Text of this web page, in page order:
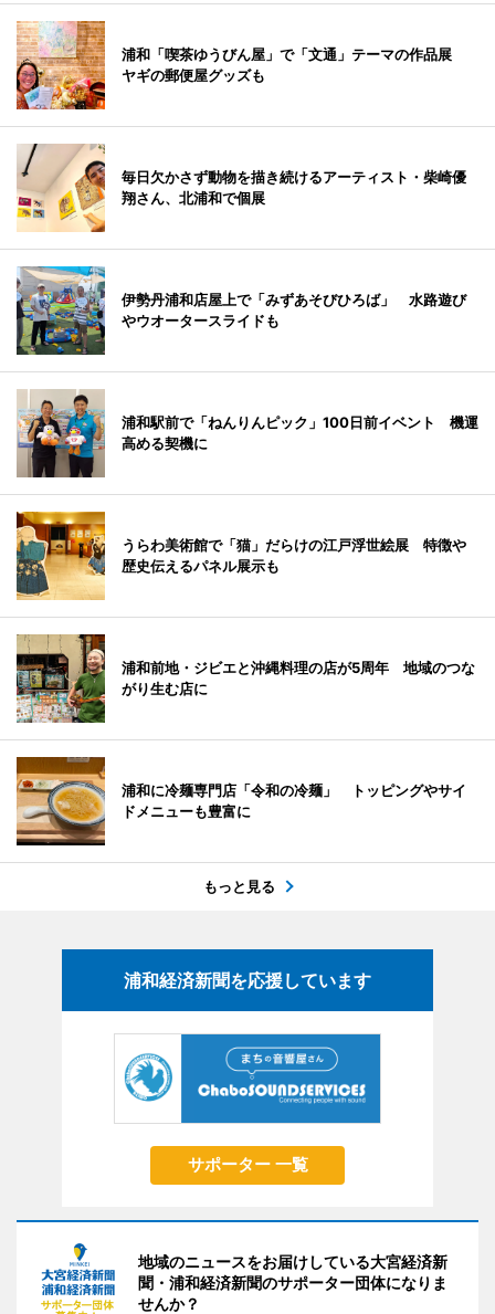
浦和「喫茶ゆうびん屋」で「文通」テーマの作品展
ヤギの郵便屋グッズも
毎日欠かさず動物を描き続けるアーティスト・柴崎優
翔さん、北浦和で個展
伊勢丹浦和店屋上で「みずあそびひろば」 水路遊び
やウオータースライドも
浦和駅前で「ねんりんピック」100日前イベント 機運
高める契機に
うらわ美術館で「猫」だらけの江戸浮世絵展 特徴や
歴史伝えるパネル展示も
浦和前地・ジビエと沖縄料理の店が5周年 地域のつな
がり生む店に
浦和に冷麺専門店「令和の冷麺」 トッピングやサイ
ドメニューも豊富に
もっと見る
浦和経済新聞を応援しています
サポーター 一覧
地域のニュースをお届けしている大宮経済新
聞・浦和経済新聞のサポーター団体になりま
せんか？